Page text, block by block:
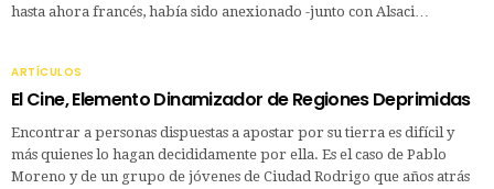
hasta ahora francés, había sido anexionado -junto con Alsaci…
ARTÍCULOS
El Cine, Elemento Dinamizador de Regiones Deprimidas
Encontrar a personas dispuestas a apostar por su tierra es difícil y
más quienes lo hagan decididamente por ella. Es el caso de Pablo
Moreno y de un grupo de jóvenes de Ciudad Rodrigo que años atrás